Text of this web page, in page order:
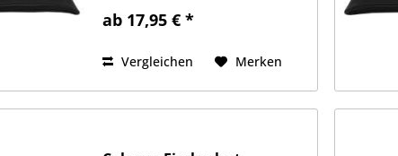
S/M (ca. 56cm Kopfumfang) oder
ab 17,95 € *
Vergleichen Merken